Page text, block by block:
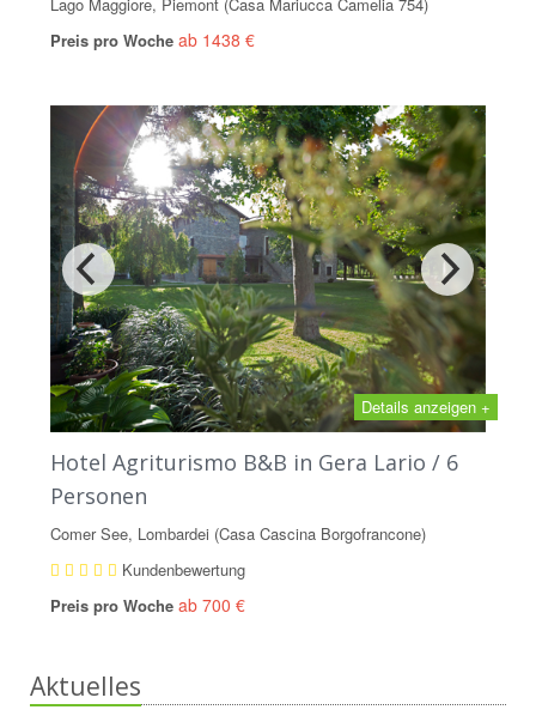
Preis pro Woche ab 1438 €
Details anzeigen +
Hotel Agriturismo B&B in Gera Lario / 6
Personen
Comer See, Lombardei (Casa Cascina Borgofrancone)
Kundenbewertung
Preis pro Woche ab 700 €
Aktuelles